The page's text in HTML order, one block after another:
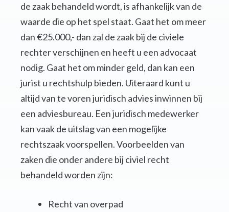
de zaak behandeld wordt, is afhankelijk van de
waarde die op het spel staat. Gaat het om meer
dan €25.000,- dan zal de zaak bij de civiele
rechter verschijnen en heeft u een advocaat
nodig. Gaat het om minder geld, dan kan een
jurist u rechtshulp bieden. Uiteraard kunt u
altijd van te voren juridisch advies inwinnen bij
een adviesbureau. Een juridisch medewerker
kan vaak de uitslag van een mogelijke
rechtszaak voorspellen. Voorbeelden van
zaken die onder andere bij civiel recht
behandeld worden zijn:
Recht van overpad